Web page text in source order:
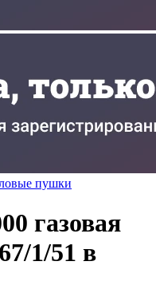
пушки
газовая
1/51 в